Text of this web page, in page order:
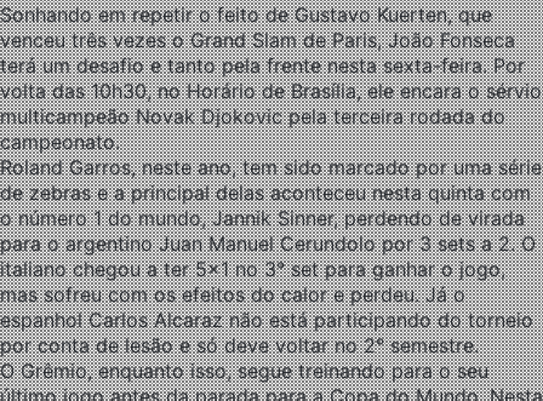
Sonhando em repetir o feito de Gustavo Kuerten, que
venceu três vezes o Grand Slam de Paris, João Fonseca
terá um desafio e tanto pela frente nesta sexta-feira. Por
volta das 10h30, no Horário de Brasília, ele encara o sérvio
multicampeão Novak Djokovic pela terceira rodada do
campeonato.
Roland Garros, neste ano, tem sido marcado por uma série
de zebras e a principal delas aconteceu nesta quinta com
o número 1 do mundo, Jannik Sinner, perdendo de virada
para o argentino Juan Manuel Cerundolo por 3 sets a 2. O
italiano chegou a ter 5×1 no 3° set para ganhar o jogo,
mas sofreu com os efeitos do calor e perdeu. Já o
espanhol Carlos Alcaraz não está participando do torneio
por conta de lesão e só deve voltar no 2° semestre.
O Grêmio, enquanto isso, segue treinando para o seu
último jogo antes da parada para a Copa do Mundo. Nesta